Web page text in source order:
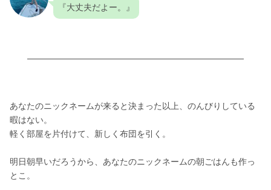
『大丈夫だよー。』
あなたのニックネームが来ると決まった以上、のんびりしている
暇はない。
軽く部屋を片付けて、新しく布団を引く。
明日朝早いだろうから、あなたのニックネームの朝ごはんも作っ
とこ。